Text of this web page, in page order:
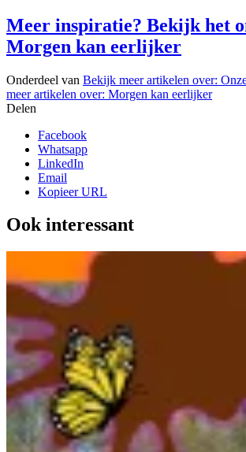
Meer inspiratie? Bekijk het
Morgen kan eerlijker
Onderdeel van Bekijk meer artikelen over:
meer artikelen over: Morgen kan eerlijker
Delen
Facebook
Whatsapp
LinkedIn
Email
Kopieer URL
Ook interessant